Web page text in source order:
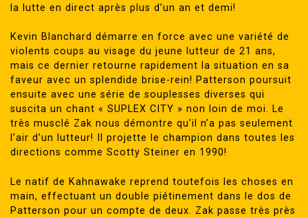
la lutte en direct après plus d’un an et demi!
Kevin Blanchard démarre en force avec une variété de
violents coups au visage du jeune lutteur de 21 ans,
mais ce dernier retourne rapidement la situation en sa
faveur avec un splendide brise-rein! Patterson poursuit
ensuite avec une série de souplesses diverses qui
suscita un chant « SUPLEX CITY » non loin de moi. Le
très musclé Zak nous démontre qu’il n’a pas seulement
l’air d’un lutteur! Il projette le champion dans toutes les
directions comme Scotty Steiner en 1990!
Le natif de Kahnawake reprend toutefois les choses en
main, effectuant un double piétinement dans le dos de
Patterson pour un compte de deux. Zak passe très près